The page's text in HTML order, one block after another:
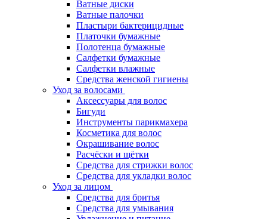
Ватные диски
Ватные палочки
Пластыри бактерицидные
Платочки бумажные
Полотенца бумажные
Салфетки бумажные
Салфетки влажные
Средства женской гигиены
Уход за волосами
Аксессуары для волос
Бигуди
Инструменты парикмахера
Косметика для волос
Окрашивание волос
Расчёски и щётки
Средства для стрижки волос
Средства для укладки волос
Уход за лицом
Средства для бритья
Средства для умывания